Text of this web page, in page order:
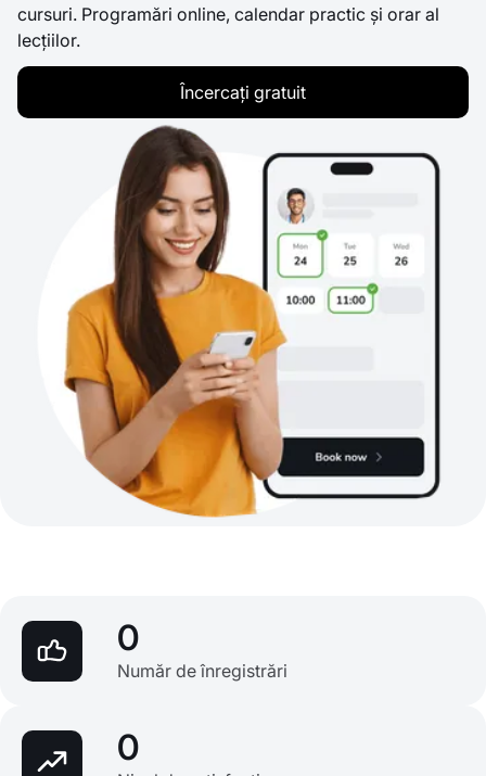
cursuri. Programări online, calendar practic și orar al
lecțiilor.
Încercați gratuit
0
Număr de înregistrări
0